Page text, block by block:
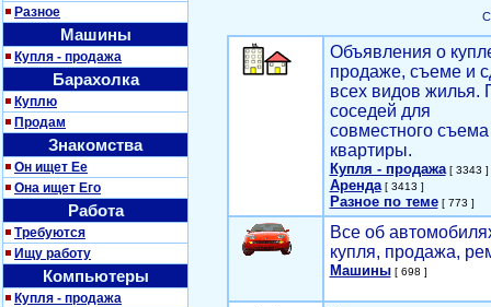
Разное
Машины
Купля - продажа
Барахолка
Куплю
Продам
Знакомства
Он ищет Ее
Она ищет Его
Работа
Требуются
Ищу работу
Компьютеры
Купля - продажа
Объявления о
продаже, съеме и
всех видов жилья.
соседей для
совместного съема
квартиры.
Купля - продажа[ 3343 ]
Аренда[ 3413 ]
Разное по теме[ 773 ]
Все об
купля, продажа,
Машины[ 698 ]